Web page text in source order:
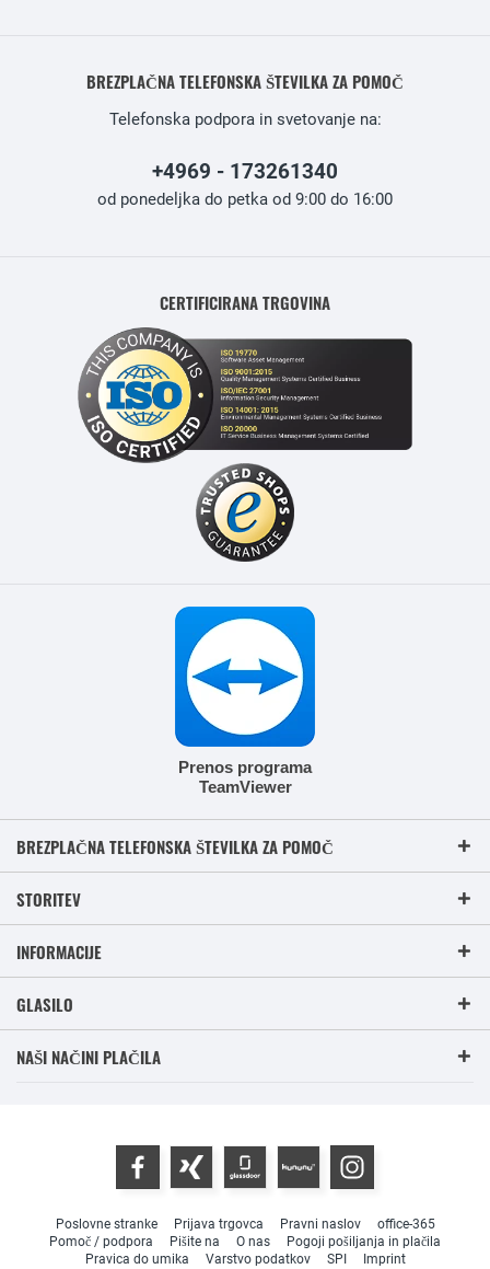
BREZPLAČNA TELEFONSKA ŠTEVILKA ZA POMOČ
Telefonska podpora in svetovanje na:
+4969 - 173261340
od ponedeljka do petka od 9:00 do 16:00
CERTIFICIRANA TRGOVINA
Prenos programa
TeamViewer
BREZPLAČNA TELEFONSKA ŠTEVILKA ZA POMOČ
STORITEV
INFORMACIJE
GLASILO
NAŠI NAČINI PLAČILA
Poslovne stranke Prijava trgovca Pravni naslov
office-365
Pomoč / podpora
Pišite na O nas
Pogoji pošiljanja in plačila
Pravica do umika
Varstvo podatkov SPI Imprint